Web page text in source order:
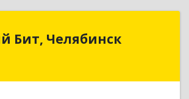
Бит, Челябинск
Бит, Челябинск